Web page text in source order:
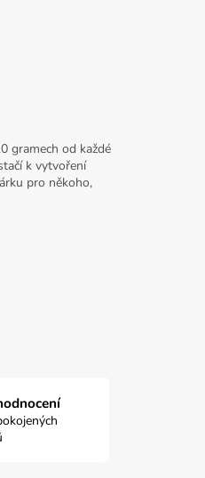
gramech od každé
k vytvoření
pro někoho,